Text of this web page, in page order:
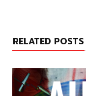
RELATED POSTS